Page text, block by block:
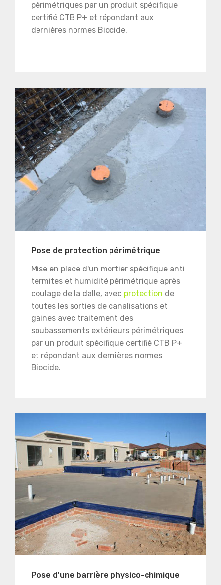
périmétriques par un produit spécifique
certifié CTB P+ et répondant aux
dernières normes Biocide.
Pose de protection périmétrique
Mise en place d'un mortier spécifique anti
termites et humidité périmétrique après
coulage de la dalle, avec protection de
toutes les sorties de canalisations et
gaines avec traitement des
soubassements extérieurs périmétriques
par un produit spécifique certifié CTB P+
et répondant aux dernières normes
Biocide.
Pose d'une barrière physico-chimique